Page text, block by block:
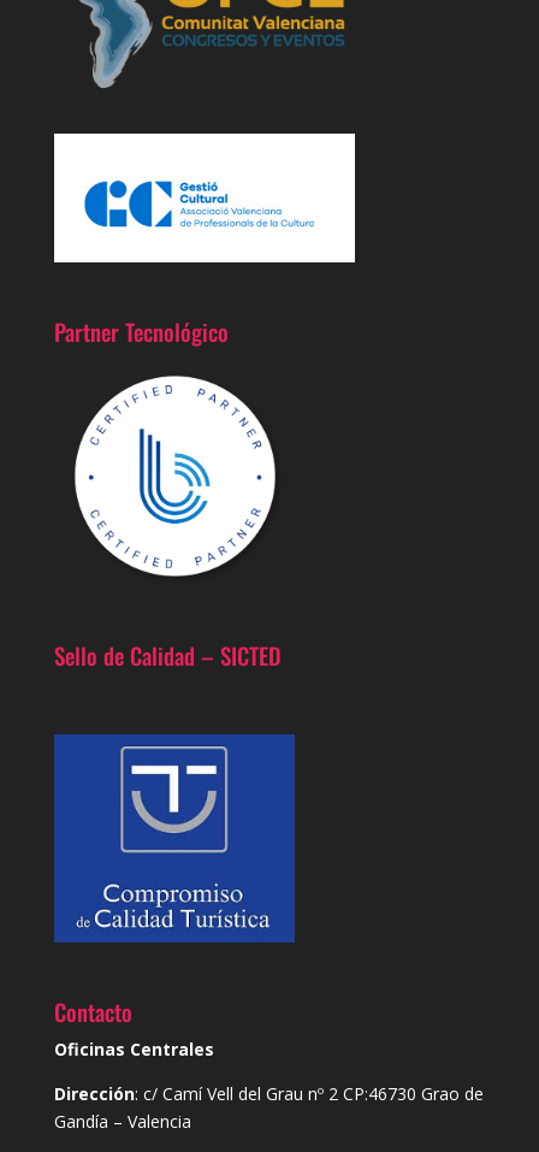
Partner Tecnológico
Sello de Calidad – SICTED
Contacto
Oficinas Centrales
Dirección: c/ Camí Vell del Grau nº 2 CP:46730 Grao de
Gandía – Valencia